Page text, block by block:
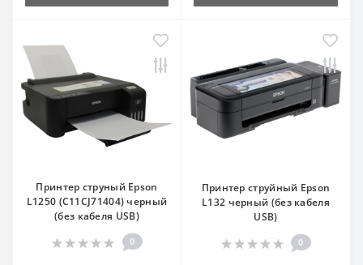
Принтер струный Epson
L1250 (C11CJ71404) черный
(без кабеля USB)
0
Принтер струйный Epson
L132 черный (без кабеля
USB)
0